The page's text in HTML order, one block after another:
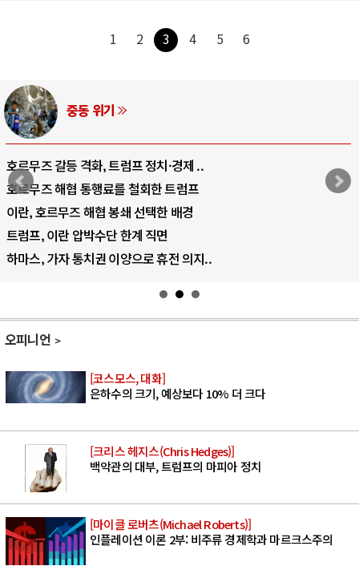
1 2 3 4 5 6
중국 AI, 저가 공세로 글로벌 토큰 시..
AI 국부펀드 구상 놓고 미국 진보진영 ..
AI 데이터센터 반대 투쟁은 새로운 글로..
AI의 숨은 환경 비용: 데이터센터 확산..
AI는 어떻게 미국 민주주의를 잠식하고 ..
오피니언
[코스모스, 대화]
은하수의 크기, 예상보다 10% 더 크다
[크리스 헤지스(Chris Hedges)]
백악관의 대부, 트럼프의 마피아 정치
[마이클 로버츠(Michael Roberts)]
인플레이션 이론 2부: 비주류 경제학과 마르크스주의